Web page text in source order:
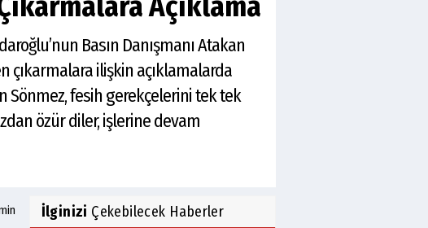
Basın Danışmanı Atakan
çıkarmalara ilişkin açıklamalarda
fesih gerekçelerini tek tek
özür diler, işlerine devam
İlginizi Çekebilecek Haberler